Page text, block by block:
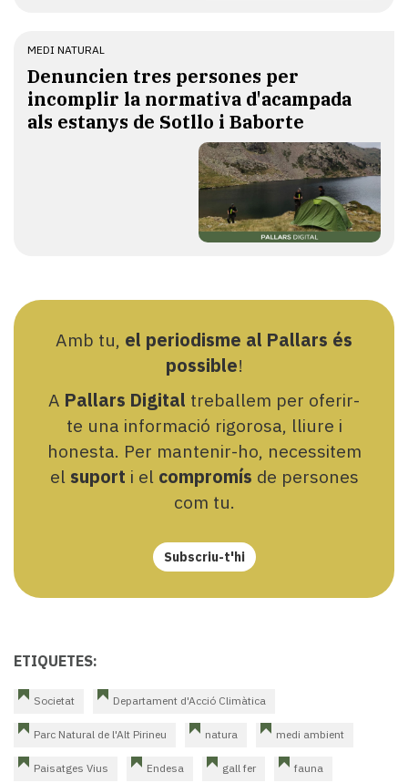
MEDI NATURAL
Denuncien tres persones per
incomplir la normativa d'acampada
als estanys de Sotllo i Baborte
Amb tu, el periodisme al Pallars és
possible!
A Pallars Digital treballem per oferir-
te una informació rigorosa, lliure i
honesta. Per mantenir-ho, necessitem
el suport i el compromís de persones
com tu.
Subscriu-t'hi
ETIQUETES:
Societat Departament d'Acció Climàtica
Parc Natural de l'Alt Pirineu natura medi ambient
Paisatges Vius Endesa gall fer fauna